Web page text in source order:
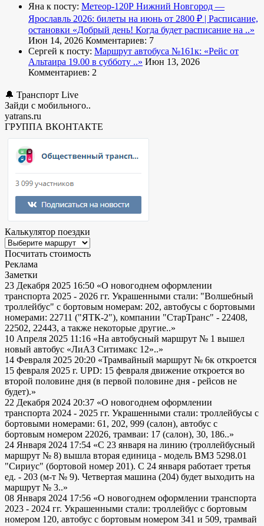
Яна к посту: Метеор-120Р Нижний Новгород —
Ярославль 2026: билеты на июнь от 2800 ₽ | Расписание,
остановки «Добрый день! Когда будет расписание на ..»
Июн 14, 2026 Комментариев: 7
Сергей к посту: Маршрут автобуса №161к: «Рейс от
Альтаира 19.00 в субботу ..» Июн 13, 2026
Комментариев: 2
🔔 Транспорт Live
Зайди с мобильного..
yatrans.ru
ГРУППА ВКОНТАКТЕ
Калькулятор поездки
Посчитать стоимость
Реклама
Заметки
23 Декабря 2025 16:50 «О новогоднем оформлении
транспорта 2025 - 2026 гг. Украшенными стали: "Волшебный
троллейбус" с бортовым номерам: 202, автобусы с бортовыми
номерами: 22711 ("ЯТК-2"), компании "СтарТранс" - 22408,
22502, 22443, а также некоторые другие..»
10 Апреля 2025 11:16 «На автобусный маршрут № 1 вышел
новый автобус «ЛиАЗ Ситимакс 12»..»
14 Февраля 2025 20:20 «Трамвайный маршрут № 6к откроется
15 февраля 2025 г. UPD: 15 февраля движение откроется во
второй половине дня (в первой половине дня - рейсов не
будет).»
22 Декабря 2024 20:37 «О новогоднем оформлении
транспорта 2024 - 2025 гг. Украшенными стали: троллейбусы с
бортовыми номерами: 61, 202, 999 (салон), автобус с
бортовым номером 22026, трамваи: 17 (салон), 30, 186..»
24 Января 2024 17:54 «С 23 января на линию (троллейбусный
маршрут № 8) вышла вторая единица - модель ВМЗ 5298.01
"Сириус" (бортовой номер 201). С 24 января работает третья
ед. - 203 (м-т № 9). Четвертая машина (204) будет выходить на
маршрут № 3..»
08 Января 2024 17:56 «О новогоднем оформлении транспорта
2023 - 2024 гг. Украшенными стали: троллейбус с бортовым
номером 120, автобус с бортовым номером 341 и 509, трамвай